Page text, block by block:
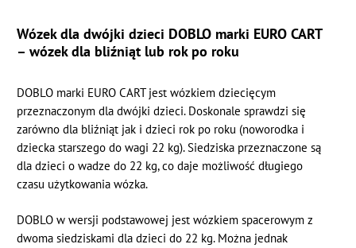
Wózek dla dwójki dzieci DOBLO marki EURO CART
– wózek dla bliźniąt lub rok po roku
DOBLO marki EURO CART jest wózkiem dziecięcym
przeznaczonym dla dwójki dzieci. Doskonale sprawdzi się
zarówno dla bliźniąt jak i dzieci rok po roku (noworodka i
dziecka starszego do wagi 22 kg). Siedziska przeznaczone są
dla dzieci o wadze do 22 kg, co daje możliwość długiego
czasu użytkowania wózka.
DOBLO w wersji podstawowej jest wózkiem spacerowym z
dwoma siedziskami dla dzieci do 22 kg. Można jednak